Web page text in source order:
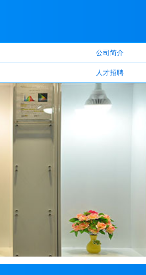
公司简介
人才招聘